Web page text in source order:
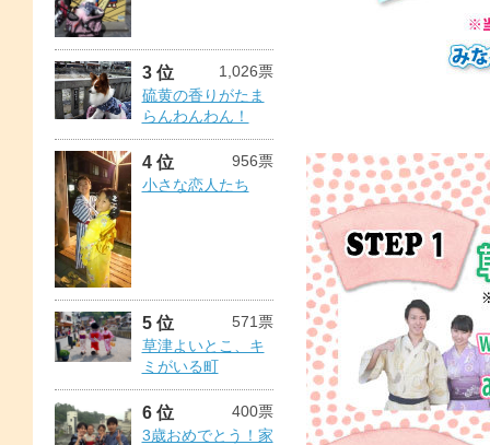
3 位
1,026票
硫黄の香りがたま
らんわんわん！
4 位
956票
小さな恋人たち
5 位
571票
草津よいとこ、キ
ミがいる町
6 位
400票
3歳おめでとう！家